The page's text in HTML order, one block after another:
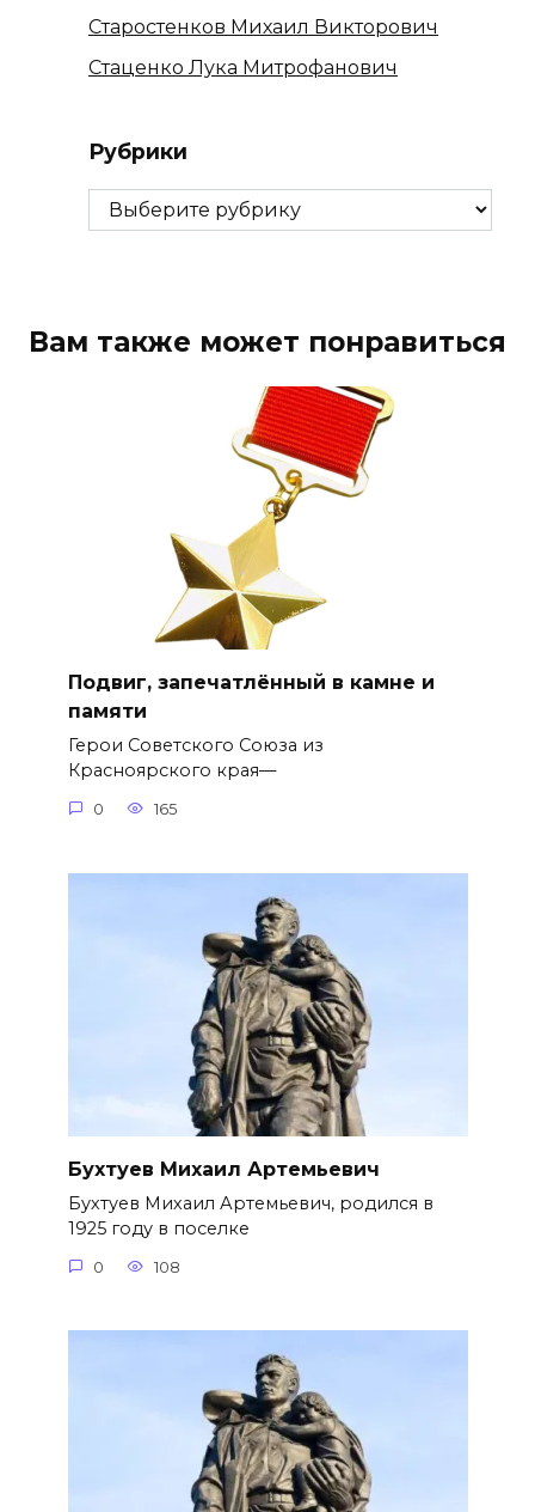
Старостенков Михаил Викторович
Стаценко Лука Митрофанович
Рубрики
Рубрики
Вам также может понравиться
Подвиг, запечатлённый в камне и
памяти
Герои Советского Союза из
Красноярского края—
0 165
Бухтуев Михаил Артемьевич
Бухтуев Михаил Артемьевич, родился в
1925 году в поселке
0 108